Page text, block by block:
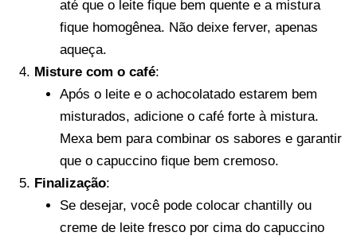
até que o leite fique bem quente e a mistura
fique homogênea. Não deixe ferver, apenas
aqueça.
Misture com o café:
Após o leite e o achocolatado estarem bem
misturados, adicione o café forte à mistura.
Mexa bem para combinar os sabores e garantir
que o capuccino fique bem cremoso.
Finalização:
Se desejar, você pode colocar chantilly ou
creme de leite fresco por cima do capuccino